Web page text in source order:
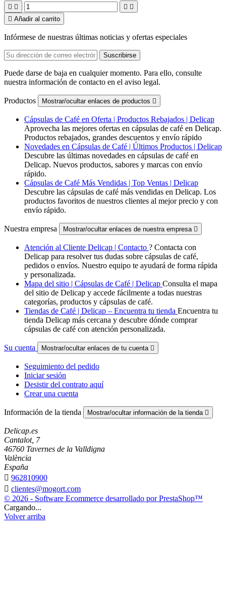
   
 Añadir al carrito
Infórmese de nuestras últimas noticias y ofertas especiales
Puede darse de baja en cualquier momento. Para ello, consulte
nuestra información de contacto en el aviso legal.
Productos Mostrar/ocultar enlaces de productos 
Cápsulas de Café en Oferta | Productos Rebajados | Delicap
Aprovecha las mejores ofertas en cápsulas de café en Delicap.
Productos rebajados, grandes descuentos y envío rápido
Novedades en Cápsulas de Café | Últimos Productos | Delicap
Descubre las últimas novedades en cápsulas de café en
Delicap. Nuevos productos, sabores y marcas con envío
rápido.
Cápsulas de Café Más Vendidas | Top Ventas | Delicap
Descubre las cápsulas de café más vendidas en Delicap. Los
productos favoritos de nuestros clientes al mejor precio y con
envío rápido.
Nuestra empresa Mostrar/ocultar enlaces de nuestra empresa 
Atención al Cliente Delicap | Contacto ? Contacta con
Delicap para resolver tus dudas sobre cápsulas de café,
pedidos o envíos. Nuestro equipo te ayudará de forma rápida
y personalizada.
Mapa del sitio | Cápsulas de Café | Delicap Consulta el mapa
del sitio de Delicap y accede fácilmente a todas nuestras
categorías, productos y cápsulas de café.
Tiendas de Café | Delicap – Encuentra tu tienda Encuentra tu
tienda Delicap más cercana y descubre dónde comprar
cápsulas de café con atención personalizada.
Su cuenta Mostrar/ocultar enlaces de tu cuenta 
Seguimiento del pedido
Iniciar sesión
Desistir del contrato aquí
Crear una cuenta
Información de la tienda Mostrar/ocultar información de la tienda 
Delicap.es
Cantalot, 7
46760 Tavernes de la Valldigna
València
España
 962810900
 clientes@mogort.com
© 2026 - Software Ecommerce desarrollado por PrestaShop™
Cargando...
Volver arriba